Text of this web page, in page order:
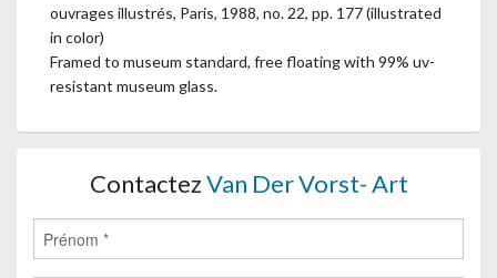
ouvrages illustrés, Paris, 1988, no. 22, pp. 177 (illustrated
in color)
Framed to museum standard, free floating with 99% uv-
resistant museum glass.
ContactezVan Der Vorst- Art